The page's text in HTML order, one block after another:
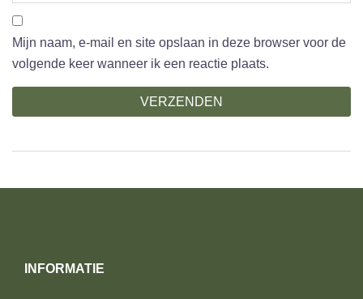
Mijn naam, e-mail en site opslaan in deze browser voor de
volgende keer wanneer ik een reactie plaats.
INFORMATIE